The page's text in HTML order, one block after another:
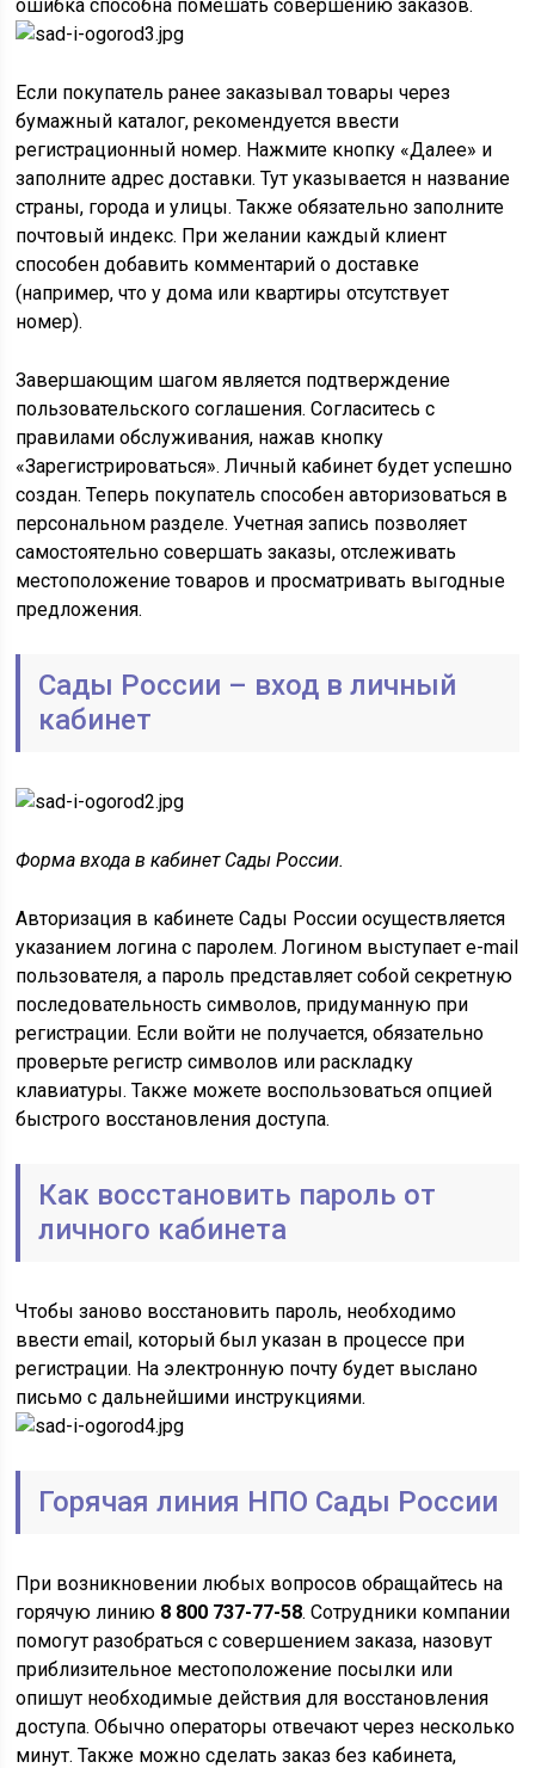
ошибка способна помешать совершению заказов.
Если покупатель ранее заказывал товары через
бумажный каталог, рекомендуется ввести
регистрационный номер. Нажмите кнопку «Далее» и
заполните адрес доставки. Тут указывается н название
страны, города и улицы. Также обязательно заполните
почтовый индекс. При желании каждый клиент
способен добавить комментарий о доставке
(например, что у дома или квартиры отсутствует
номер).
Завершающим шагом является подтверждение
пользовательского соглашения. Согласитесь с
правилами обслуживания, нажав кнопку
«Зарегистрироваться». Личный кабинет будет успешно
создан. Теперь покупатель способен авторизоваться в
персональном разделе. Учетная запись позволяет
самостоятельно совершать заказы, отслеживать
местоположение товаров и просматривать выгодные
предложения.
Сады России – вход в личный
кабинет
Форма входа в кабинет Сады России.
Авторизация в кабинете Сады России осуществляется
указанием логина с паролем. Логином выступает e-mail
пользователя, а пароль представляет собой секретную
последовательность символов, придуманную при
регистрации. Если войти не получается, обязательно
проверьте регистр символов или раскладку
клавиатуры. Также можете воспользоваться опцией
быстрого восстановления доступа.
Как восстановить пароль от
личного кабинета
Чтобы заново восстановить пароль, необходимо
ввести email, который был указан в процессе при
регистрации. На электронную почту будет выслано
письмо с дальнейшими инструкциями.
Горячая линия НПО Сады России
При возникновении любых вопросов обращайтесь на
горячую линию 8 800 737-77-58. Сотрудники компании
помогут разобраться с совершением заказа, назовут
приблизительное местоположение посылки или
опишут необходимые действия для восстановления
доступа. Обычно операторы отвечают через несколько
минут. Также можно сделать заказ без кабинета,